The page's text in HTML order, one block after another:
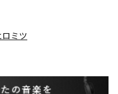
ロミツ